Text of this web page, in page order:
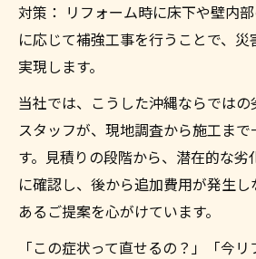
対策： リフォーム時に床下や壁内
に応じて補強工事を行うことで、
実現します。
当社では、こうした沖縄ならでは
スタッフが、現地調査から施工まで
す。見積りの段階から、潜在的な劣
に確認し、後から追加費用が発生
あるご提案を心がけています。
「この症状って直せるの？」「今